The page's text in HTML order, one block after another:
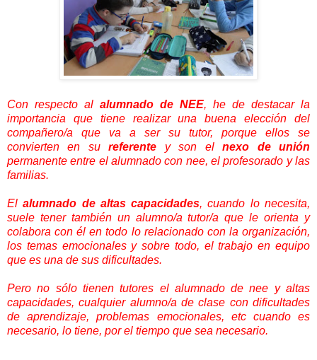
Con respecto al alumnado de NEE, he de destacar la
importancia que tiene realizar una buena elección del
compañero/a que va a ser su tutor, porque ellos se
convierten en sureferente y son elnexo de unión
permanente entre el alumnado con nee, el profesorado y las
familias.
Elalumnado de altas capacidades, cuando lo necesita,
suele tener también un alumno/a tutor/a que le orienta y
colabora con él en todo lo relacionado con la organización,
los temas emocionales y sobre todo, el trabajo en equipo
que es una de sus dificultades.
Pero no sólo tienen tutores el alumnado de nee y altas
capacidades, cualquier alumno/a de clase con dificultades
de aprendizaje, problemas emocionales, etc cuando es
necesario, lo tiene, por el tiempo que sea necesario.